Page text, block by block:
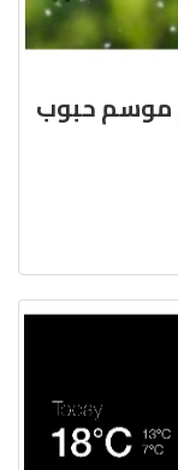
موسم حبوب